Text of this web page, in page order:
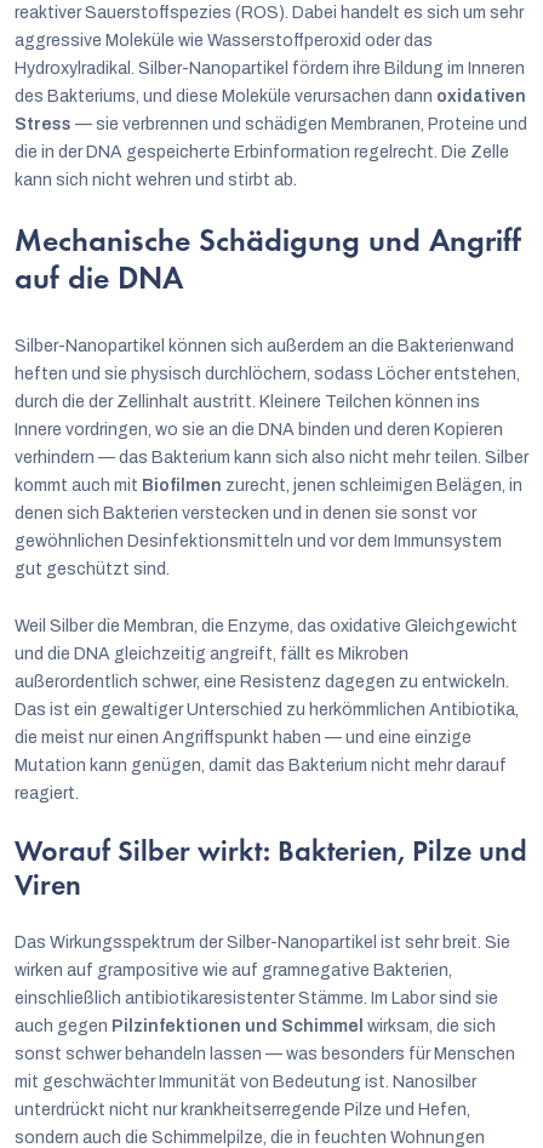
reaktiver Sauerstoffspezies (ROS). Dabei handelt es sich um sehr
aggressive Moleküle wie Wasserstoffperoxid oder das
Hydroxylradikal. Silber-Nanopartikel fördern ihre Bildung im Inneren
des Bakteriums, und diese Moleküle verursachen dann oxidativen
Stress — sie verbrennen und schädigen Membranen, Proteine und
die in der DNA gespeicherte Erbinformation regelrecht. Die Zelle
kann sich nicht wehren und stirbt ab.
Mechanische Schädigung und Angriff
auf die DNA
Silber-Nanopartikel können sich außerdem an die Bakterienwand
heften und sie physisch durchlöchern, sodass Löcher entstehen,
durch die der Zellinhalt austritt. Kleinere Teilchen können ins
Innere vordringen, wo sie an die DNA binden und deren Kopieren
verhindern — das Bakterium kann sich also nicht mehr teilen. Silber
kommt auch mit Biofilmen zurecht, jenen schleimigen Belägen, in
denen sich Bakterien verstecken und in denen sie sonst vor
gewöhnlichen Desinfektionsmitteln und vor dem Immunsystem
gut geschützt sind.
Weil Silber die Membran, die Enzyme, das oxidative Gleichgewicht
und die DNA gleichzeitig angreift, fällt es Mikroben
außerordentlich schwer, eine Resistenz dagegen zu entwickeln.
Das ist ein gewaltiger Unterschied zu herkömmlichen Antibiotika,
die meist nur einen Angriffspunkt haben — und eine einzige
Mutation kann genügen, damit das Bakterium nicht mehr darauf
reagiert.
Worauf Silber wirkt: Bakterien, Pilze und
Viren
Das Wirkungsspektrum der Silber-Nanopartikel ist sehr breit. Sie
wirken auf grampositive wie auf gramnegative Bakterien,
einschließlich antibiotikaresistenter Stämme. Im Labor sind sie
auch gegen Pilzinfektionen und Schimmel wirksam, die sich
sonst schwer behandeln lassen — was besonders für Menschen
mit geschwächter Immunität von Bedeutung ist. Nanosilber
unterdrückt nicht nur krankheitserregende Pilze und Hefen,
sondern auch die Schimmelpilze, die in feuchten Wohnungen